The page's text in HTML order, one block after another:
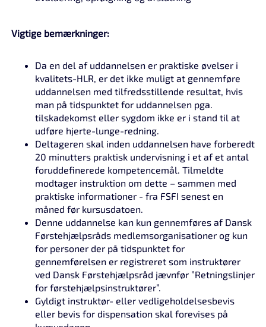
Vigtige bemærkninger:
Da en del af uddannelsen er praktiske øvelser i
kvalitets-HLR, er det ikke muligt at gennemføre
uddannelsen med tilfredsstillende resultat, hvis
man på tidspunktet for uddannelsen pga.
tilskadekomst eller sygdom ikke er i stand til at
udføre hjerte-lunge-redning.
Deltageren skal inden uddannelsen have forberedt
20 minutters praktisk undervisning i et af et antal
foruddefinerede kompetencemål. Tilmeldte
modtager instruktion om dette – sammen med
praktiske informationer - fra FSFI senest en
måned før kursusdatoen.
Denne uddannelse kan kun gennemføres af Dansk
Førstehjælpsråds medlemsorganisationer og kun
for personer der på tidspunktet for
gennemførelsen er registreret som instruktører
ved Dansk Førstehjælpsråd jævnfør ”Retningslinjer
for førstehjælpsinstruktører”.
Gyldigt instruktør- eller vedligeholdelsesbevis
eller bevis for dispensation skal forevises på